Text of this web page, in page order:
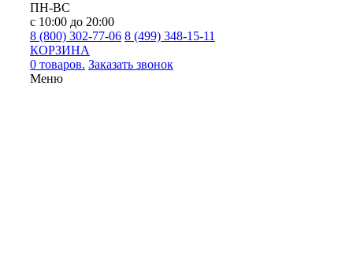
ПН-ВС
с 10:00 до 20:00
8 (800) 302-77-06 8 (499) 348-15-11
КОРЗИНА
0 товаров. Заказать звонок
Меню